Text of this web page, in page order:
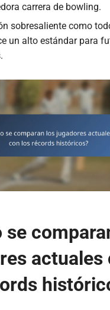
carrera de bowling.
sobresaliente como
un alto estándar para
se
actuales